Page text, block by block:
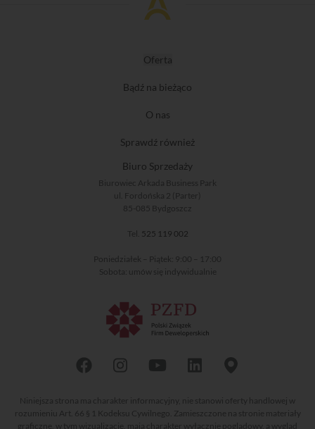
Oferta
Bądź na bieżąco
O nas
Sprawdź również
Biuro Sprzedaży
Biurowiec Arkada Business Park
ul. Fordońska 2 (Parter)
85-085 Bydgoszcz
Tel. 525 119 002
Poniedziałek – Piątek: 9:00 – 17:00
Sobota: umów się indywidualnie
Niniejsza strona ma charakter informacyjny, nie stanowi oferty handlowej w
rozumieniu Art. 66 § 1 Kodeksu Cywilnego. Zamieszczone na stronie materiały
graficzne, w tym wizualizacje, mają charakter wyłącznie poglądowy, a wygląd